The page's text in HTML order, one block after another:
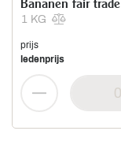
1 KG
Bananen fair trade
prijs
ledenprijs